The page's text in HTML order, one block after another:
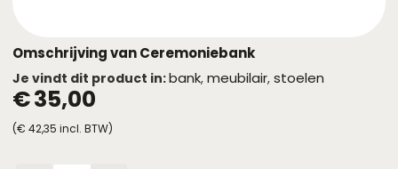
Omschrijving van Ceremoniebank
Je vindt dit product in:bank, meubilair, stoelen
€35,00
(€ 42,35 incl. BTW)